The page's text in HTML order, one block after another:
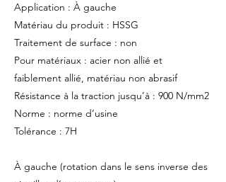
Application : À gauche
Matériau du produit : HSSG
Traitement de surface : non
Pour matériaux : acier non allié et
faiblement allié, matériau non abrasif
Résistance à la traction jusqu’à : 900 N/mm2
Norme : norme d’usine
Tolérance : 7H
À gauche (rotation dans le sens inverse des